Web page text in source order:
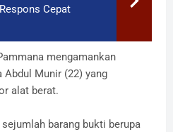
Cepat
mengamankan
Munir (22) yang
alat berat.
barang bukti berupa